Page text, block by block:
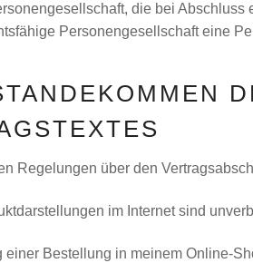
die bei
Personengesellschaft eine
Regelungen über den
im Internet sind
einer Bestellung in meinem Online-